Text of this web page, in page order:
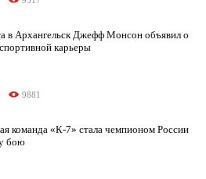
в Архангельск Джефф Монсон объявил о
карьеры
9881
команда «К-7» стала чемпионом России
бою